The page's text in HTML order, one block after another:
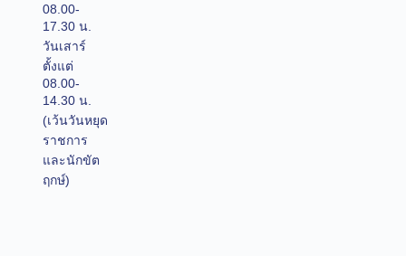
08.00-
17.30 น.
วันเสาร์
ตั้งแต่
08.00-
14.30 น.
(เว้นวันหยุด
ราชการ
และนักขัต
ฤกษ์)